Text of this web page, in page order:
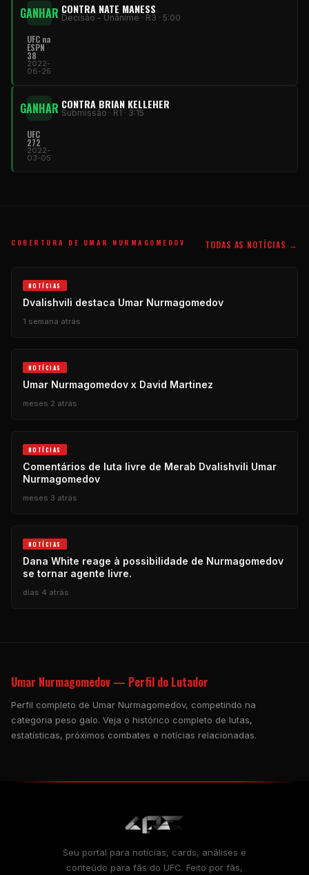
GANHAR CONTRA NATE MANESS
Decisão - Unânime · R3 · 5:00
UFC na
ESPN
38
2022-
06-25
GANHAR CONTRA BRIAN KELLEHER
Submissão · R1 · 3:15
UFC
272
2022-
03-05
COBERTURA DE UMAR NURMAGOMEDOV TODAS AS NOTÍCIAS →
NOTÍCIAS
Dvalishvili destaca Umar Nurmagomedov
1 semana atrás
NOTÍCIAS
Umar Nurmagomedov x David Martinez
meses 2 atrás
NOTÍCIAS
Comentários de luta livre de Merab Dvalishvili Umar
Nurmagomedov
meses 3 atrás
NOTÍCIAS
Dana White reage à possibilidade de Nurmagomedov
se tornar agente livre.
dias 4 atrás
Umar Nurmagomedov — Perfil do Lutador
Perfil completo de Umar Nurmagomedov, competindo na
categoria peso galo. Veja o histórico completo de lutas,
estatísticas, próximos combates e notícias relacionadas.
Seu portal para notícias, cards, análises e
conteúdo para fãs do UFC. Feito por fãs,